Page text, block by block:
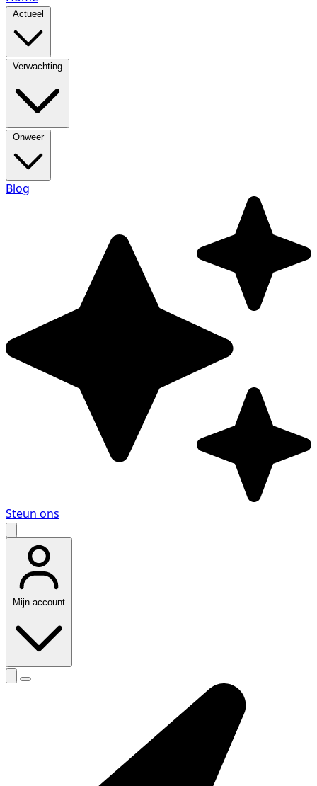
Actueel
Verwachting
Onweer
Blog
Steun ons
Mijn account